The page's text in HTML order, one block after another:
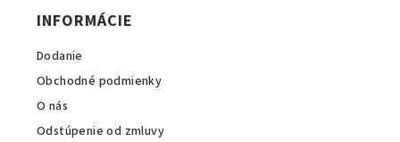
INFORMÁCIE
Dodanie
Obchodné podmienky
O nás
Odstúpenie od zmluvy